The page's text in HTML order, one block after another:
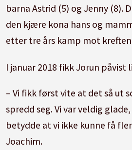
barna Astrid (5) og Jenny (8).
den kjære kona hans og
etter tre års kamp mot
I januar 2018 fikk Jorun påvist
– Vi fikk først vite at det så ut
spredd seg. Vi var veldig
betydde at vi ikke kunne få
Joachim.